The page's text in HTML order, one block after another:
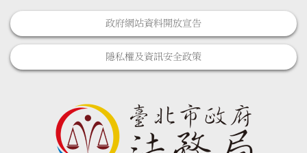
政府網站資料開放宣告
隱私權及資訊安全政策